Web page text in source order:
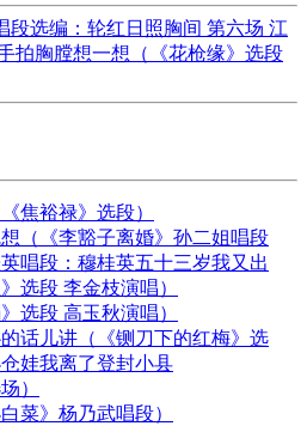
段选编：轮红日照胸间 第六场 江
拍胸膛想一想（《花枪缘》选段
焦裕禄》选段）
（《李豁子离婚》孙二姐唱段
唱段：穆桂英五十三岁我又出
选段 李金枝演唱）
选段 高玉秋演唱）
话儿讲（《铡刀下的红梅》选
娃我离了登封小县
）
菜》杨乃武唱段）